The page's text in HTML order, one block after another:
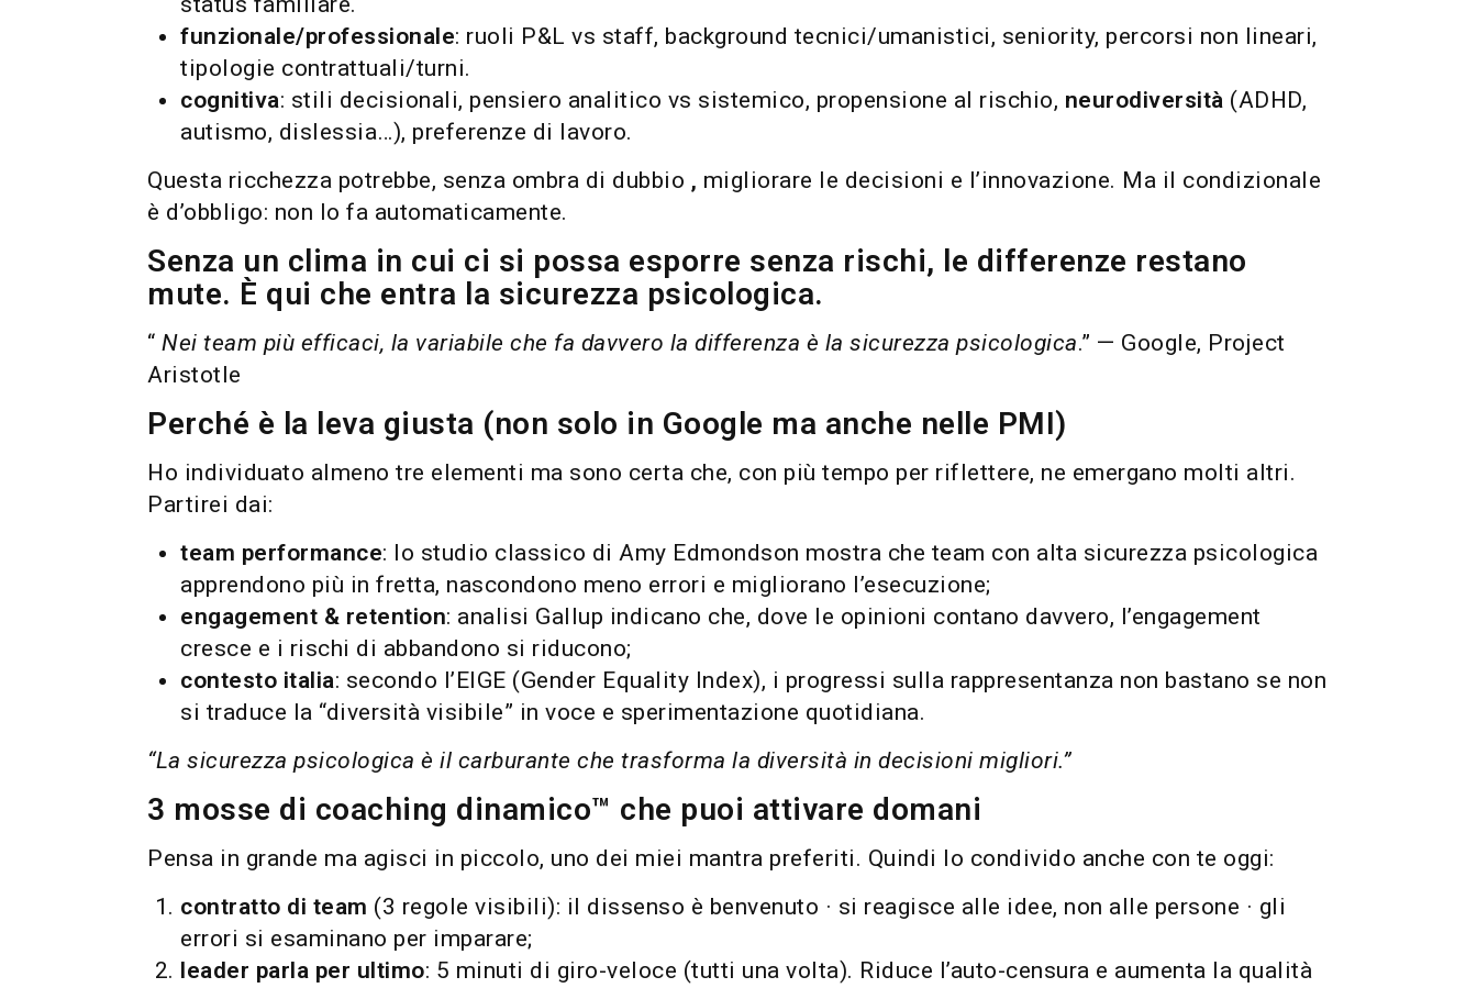
funzionale/professionale: ruoli P&L vs staff, background tecnici/umanistici, seniority, percorsi non lineari,
tipologie contrattuali/turni.
cognitiva: stili decisionali, pensiero analitico vs sistemico, propensione al rischio, neurodiversità (ADHD,
autismo, dislessia…), preferenze di lavoro.
Questa ricchezza potrebbe, senza ombra di dubbio , migliorare le decisioni e l’innovazione. Ma il condizionale
è d’obbligo: non lo fa automaticamente.
Senza un clima in cui ci si possa esporre senza rischi, le differenze restano
mute. È qui che entra la sicurezza psicologica.
“Nei team più efficaci, la variabile che fa davvero la differenza è la sicurezza psicologica.” — Google, Project
Aristotle
Perché è la leva giusta (non solo in Google ma anche nelle PMI)
Ho individuato almeno tre elementi ma sono certa che, con più tempo per riflettere, ne emergano molti altri.
Partirei dai:
team performance: lo studio classico di Amy Edmondson mostra che team con alta sicurezza psicologica
apprendono più in fretta, nascondono meno errori e migliorano l’esecuzione;
engagement & retention: analisi Gallup indicano che, dove le opinioni contano davvero, l’engagement
cresce e i rischi di abbandono si riducono;
contesto italia: secondo l’EIGE (Gender Equality Index), i progressi sulla rappresentanza non bastano se non
si traduce la “diversità visibile” in voce e sperimentazione quotidiana.
“La sicurezza psicologica è il carburante che trasforma la diversità in decisioni migliori.”
3 mosse di coaching dinamico™ che puoi attivare domani
Pensa in grande ma agisci in piccolo, uno dei miei mantra preferiti. Quindi lo condivido anche con te oggi:
contratto di team (3 regole visibili): il dissenso è benvenuto · si reagisce alle idee, non alle persone · gli
errori si esaminano per imparare;
leader parla per ultimo: 5 minuti di giro-veloce (tutti una volta). Riduce l’auto-censura e aumenta la qualità